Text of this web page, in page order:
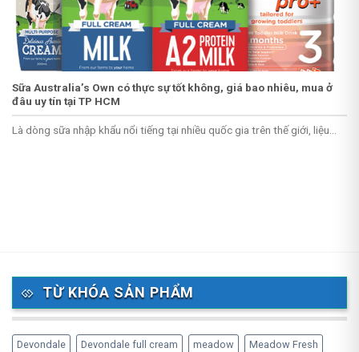
Sữa Australia’s Own có thực sự tốt không, giá bao nhiêu, mua ở
đâu uy tín tại TP HCM
Là dòng sữa nhập khẩu nổi tiếng tại nhiều quốc gia trên thế giới, liệu...
TỪ KHÓA SẢN PHẨM
Devondale Devondale full cream meadow Meadow Fresh